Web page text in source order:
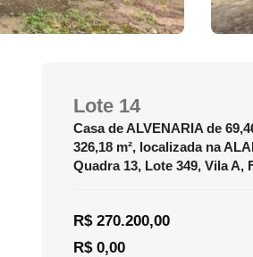
Lote 14
Casa de ALVENARIA de
326,18 m², localizada na
Quadra 13, Lote 349, Vila A,
R$ 270.200,00
R$ 0,00